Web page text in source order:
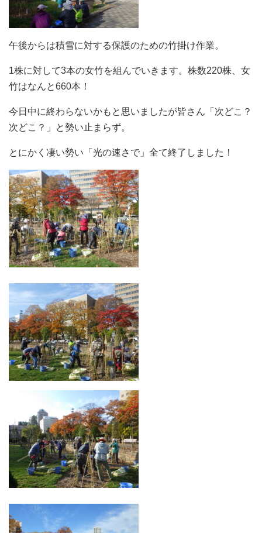
午後からは積雪に対する保護のための竹掛け作業。
1株に対して3本の女竹を組んでいきます。株数220株、女
竹はなんと660本！
今日中に終わらないかもと思いましたが皆さん「次どこ？
次どこ？」と勢い止まらず。
とにかく凄い勢い「光の速さで」全て終了しました！